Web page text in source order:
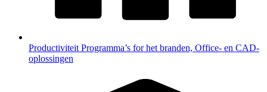
Productiviteit Programma’s for het branden, Office- en CAD-
oplossingen